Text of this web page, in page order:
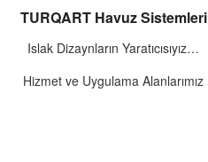
TURQART Havuz Sistemleri
Islak Dizaynların Yaratıcısıyız…
Hizmet ve Uygulama Alanlarımız